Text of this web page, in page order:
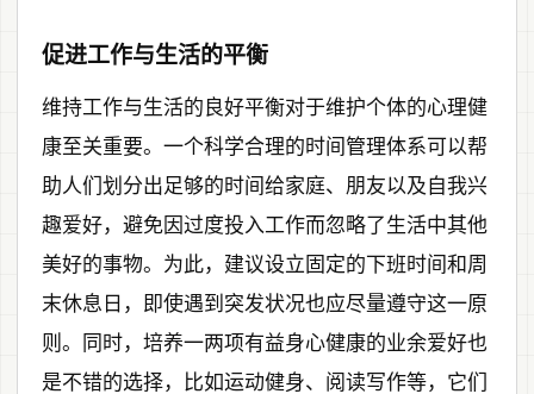
促进工作与生活的平衡
维持工作与生活的良好平衡对于维护个体的心理健
康至关重要。一个科学合理的时间管理体系可以帮
助人们划分出足够的时间给家庭、朋友以及自我兴
趣爱好，避免因过度投入工作而忽略了生活中其他
美好的事物。为此，建议设立固定的下班时间和周
末休息日，即使遇到突发状况也应尽量遵守这一原
则。同时，培养一两项有益身心健康的业余爱好也
是不错的选择，比如运动健身、阅读写作等，它们